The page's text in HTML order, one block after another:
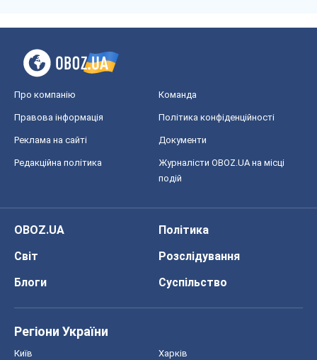
Про компанію Команда
Правова інформація Політика конфіденційності
Реклама на сайті Документи
Редакційна політика
Журналісти OBOZ.UA на місці
подій
OBOZ.UA
Політика
Світ
Розслідування
Блоги
Суспільство
Регіони України
Київ Харків